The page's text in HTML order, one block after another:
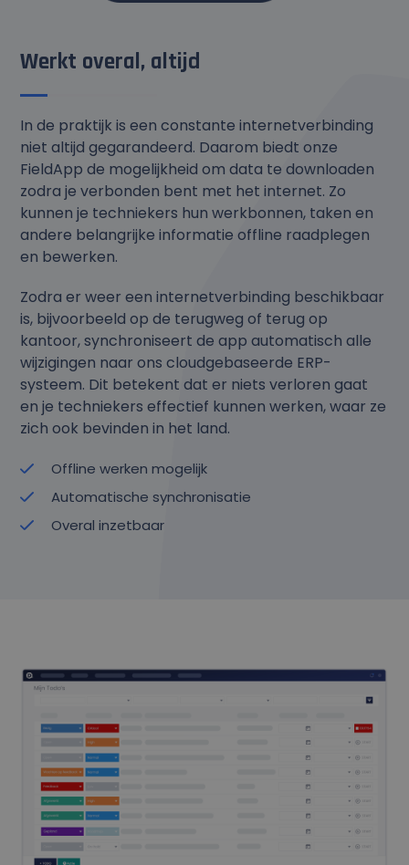
Werkt overal, altijd
In de praktijk is een constante internetverbinding
niet altijd gegarandeerd. Daarom biedt onze
FieldApp de mogelijkheid om data te downloaden
zodra je verbonden bent met het internet. Zo
kunnen je techniekers hun werkbonnen, taken en
andere belangrijke informatie offline raadplegen
en bewerken.
Zodra er weer een internetverbinding beschikbaar
is, bijvoorbeeld op de terugweg of terug op
kantoor, synchroniseert de app automatisch alle
wijzigingen naar ons cloudgebaseerde ERP-
systeem. Dit betekent dat er niets verloren gaat
en je techniekers effectief kunnen werken, waar ze
zich ook bevinden in het land.
Offline werken mogelijk
Automatische synchronisatie
Overal inzetbaar